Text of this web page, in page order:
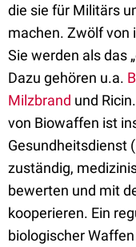
die sie für Militärs
machen. Zwölf von
Sie werden als das
Dazu gehören u.a.
Milzbrand und
von Biowaffen ist
Gesundheitsdienst
zuständig,
bewerten und mit
kooperieren. Ein
biologischer